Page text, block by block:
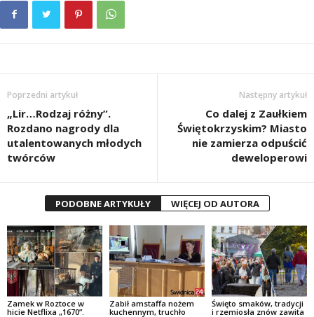
Poprzedni artykuł
„Lir…Rodzaj różny”.
Rozdano nagrody dla
utalentowanych młodych
twórców
Następny artykuł
Co dalej z Zaułkiem
Świętokrzyskim? Miasto
nie zamierza odpuścić
deweloperowi
PODOBNE ARTYKUŁY WIĘCEJ OD AUTORA
Zamek w Roztoce w
hicie Netflixa „1670”.
Zabił amstaffa nożem
kuchennym, truchło
Święto smaków, tradycji
i rzemiosła znów zawita